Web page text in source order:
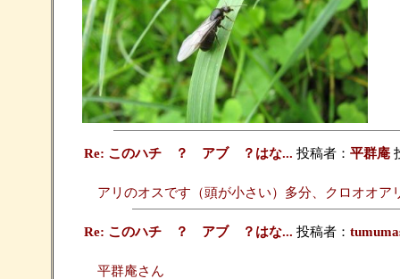
Re: このハチ ？ アブ ？はな... 投稿者： 平群庵
アリのオスです（頭が小さい）多分、クロオオア
Re: このハチ ？ アブ ？はな... 投稿者：
平群庵さん